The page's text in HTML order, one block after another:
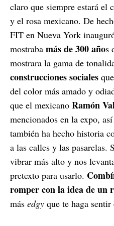
claro que siempre estará el
y el rosa mexicano. De
FIT en Nueva York
mostraba más de 300 años
mostrara la gama de
construcciones sociales
del color más amado y
que el mexicano Ramón
mencionados en la expo,
también ha hecho historia
a las calles y las pasarelas.
vibrar más alto y nos
pretexto para usarlo.
romper con la idea de un
más edgy que te haga sentir